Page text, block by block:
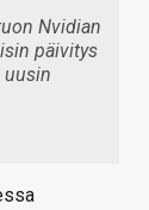
Nvidian
päivitys